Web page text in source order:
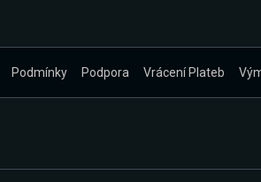
Podmínky Podpora Vrácení Plateb